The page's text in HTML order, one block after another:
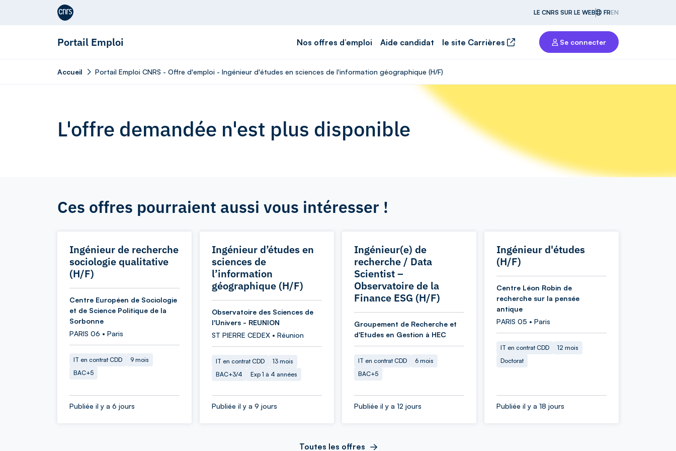
Aller au contenu
LE CNRS SUR LE WEB FREN
Portail Emploi Nos offres d’emploi Aide candidat le site Carrières Se connecter
Accueil Portail Emploi CNRS - Offre d'emploi - Ingénieur d'études en sciences de l'information géographique (H/F)
L'offre demandée n'est plus disponible
Ces offres pourraient aussi vous intéresser !
Ingénieur de recherche
sociologie qualitative
(H/F)
Centre Européen de Sociologie
et de Science Politique de la
Sorbonne
PARIS 06 • Paris
IT en contrat CDD
9 mois
BAC+5
Publiée il y a 6 jours
Ingénieur d’études en
sciences de
l’information
géographique (H/F)
Observatoire des Sciences de
l'Univers - REUNION
ST PIERRE CEDEX • Réunion
IT en contrat CDD
13 mois
BAC+3/4
Exp 1 à 4 années
Publiée il y a 9 jours
Ingénieur(e) de
recherche / Data
Scientist –
Observatoire de la
Finance ESG (H/F)
Groupement de Recherche et
d'Etudes en Gestion à HEC
IT en contrat CDD
6 mois
BAC+5
Publiée il y a 12 jours
Ingénieur d'études
(H/F)
Centre Léon Robin de
recherche sur la pensée
antique
PARIS 05 • Paris
IT en contrat CDD
12 mois
Doctorat
Publiée il y a 18 jours
Toutes les offres